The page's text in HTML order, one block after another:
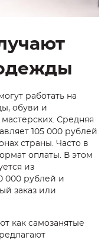
работать на
обуви и
Средняя
105 000 рублей
страны. Часто в
оплаты. В этом
из
000 рублей и
заказ или
как самозанятые